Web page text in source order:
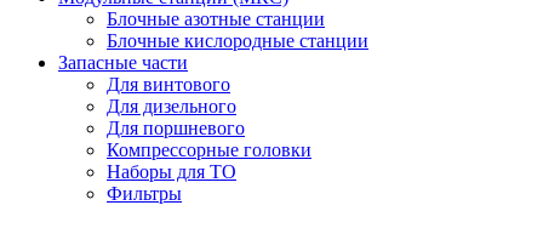
Блочные азотные станции
Блочные кислородные станции
Запасные части
Для винтового
Для дизельного
Для поршневого
Компрессорные головки
Наборы для ТО
Фильтры